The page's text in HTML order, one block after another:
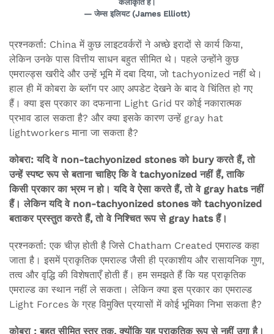
कलाकृति है।
— जेम्स इलियट (James Elliott)
प्रश्नकर्ता: China में कुछ लाइटवर्करों ने अच्छे इरादों से कार्य किया,
लेकिन उनके पास वित्तीय साधन बहुत सीमित थे। पहले उन्होंने कुछ
एमराल्ड्स खरीदे और उन्हें भूमि में दबा दिया, जो tachyonized नहीं थे।
हाल ही में कोबरा के ब्लॉग पर आए अपडेट देखने के बाद वे चिंतित हो गए
हैं। क्या इस प्रकार का दफनाना Light Grid पर कोई नकारात्मक
प्रभाव डाल सकता है? और क्या इसके कारण उन्हें gray hat
lightworkers माना जा सकता है?
कोबरा: यदि वे non-tachyonized stones को bury करते हैं, तो
उन्हें स्पष्ट रूप से बताना चाहिए कि वे tachyonized नहीं हैं, ताकि
किसी प्रकार का भ्रम न हो। यदि वे ऐसा करते हैं, तो वे gray hats नहीं
हैं। लेकिन यदि वे non-tachyonized stones को tachyonized
बताकर प्रस्तुत करते हैं, तो वे निश्चित रूप से gray hats हैं।
प्रश्नकर्ता: एक चीज़ होती है जिसे Chatham Created एमराल्ड कहा
जाता है। इसमें प्राकृतिक एमराल्ड जैसी ही प्रकाशीय और रासायनिक गुण,
तत्व और वृद्धि की विशेषताएँ होती हैं। हम समझते हैं कि यह प्राकृतिक
एमराल्ड का स्थान नहीं ले सकता। लेकिन क्या इस प्रकार का एमराल्ड
Light Forces के ग्रह विमुक्ति प्रयासों में कोई भूमिका निभा सकता है?
कोबरा : बहुत सीमित स्तर तक, क्योंकि यह प्राकृतिक रूप से नहीं उगा है।